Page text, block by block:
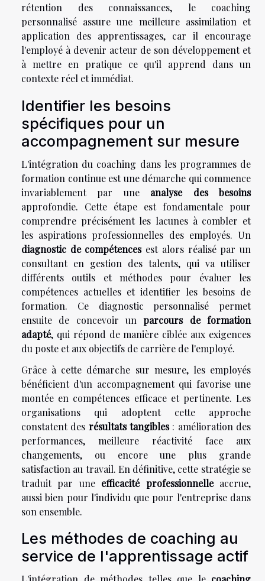
rétention des connaissances, le coaching
personnalisé assure une meilleure assimilation et
application des apprentissages, car il encourage
l'employé à devenir acteur de son développement et
à mettre en pratique ce qu'il apprend dans un
contexte réel et immédiat.
Identifier les besoins
spécifiques pour un
accompagnement sur mesure
L'intégration du coaching dans les programmes de
formation continue est une démarche qui commence
invariablement par une analyse des besoins
approfondie. Cette étape est fondamentale pour
comprendre précisément les lacunes à combler et
les aspirations professionnelles des employés. Un
diagnostic de compétencesest alors réalisé par un
consultant en gestion des talents, qui va utiliser
différents outils et méthodes pour évaluer les
compétences actuelles et identifier les besoins de
formation. Ce diagnostic personnalisé permet
ensuite de concevoir unparcours de formation
adapté, qui répond de manière ciblée aux exigences
du poste et aux objectifs de carrière de l'employé.
Grâce à cette démarche sur mesure, les employés
bénéficient d'un accompagnement qui favorise une
montée en compétences efficace et pertinente. Les
organisations qui adoptent cette approche
constatent des résultats tangibles: amélioration des
performances, meilleure réactivité face aux
changements, ou encore une plus grande
satisfaction au travail. En définitive, cette stratégie se
traduit par une efficacité professionnelleaccrue,
aussi bien pour l'individu que pour l'entreprise dans
son ensemble.
Les méthodes de coaching au
service de l'apprentissage actif